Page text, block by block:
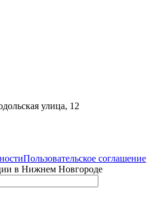
улица, 12
Пользовательское соглашение
в Нижнем Новгороде